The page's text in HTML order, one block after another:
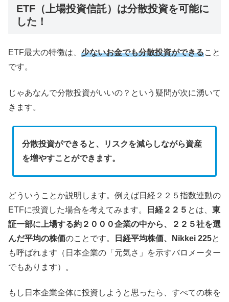
ETF（上場投資信託）は分散投資を可能に
した！
ETF最大の特徴は、 少ないお金でも分散投資ができること
です。
じゃあなんで分散投資がいいの？という疑問が次に湧いて
きます。
分散投資ができると、リスクを減らしながら資産
を増やすことができます。
どういうことか説明します。例えば日経２２５指数連動の
ETFに投資した場合を考えてみます。
日経２２５ とは、 東
証一部に上場する約２０００企業の中から、２２５社を選
んだ平均の株価のことです。 日経平均株価、Nikkei 225と
も呼ばれます（日本企業の「元気さ」を示すバロメーター
でもあります）。
もし日本企業全体に投資しようと思ったら、すべての株を